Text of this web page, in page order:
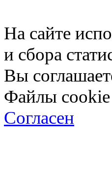
На сайте
и сбора
Вы
Файлы cookie
Согласен